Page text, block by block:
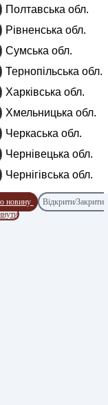
Полтавська обл.
Рівненська обл.
Сумська обл.
Тернопільська обл.
Харківська обл.
Хмельницька обл.
Черкаська обл.
Чернівецька обл.
Чернігівська обл.
новину
Відкрити/Закрити